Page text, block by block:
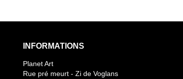
INFORMATIONS
Planet Art
Rue pré meurt - Zi de Voglans